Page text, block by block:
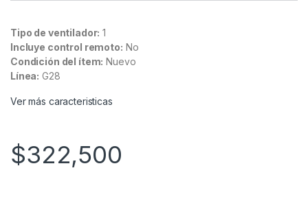
Tipo de ventilador: 1
Incluye control remoto: No
Condición del ítem: Nuevo
Línea: G28
Ver más caracteristicas
$322,500